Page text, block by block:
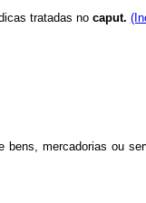
tratadas no caput.
mercadorias ou